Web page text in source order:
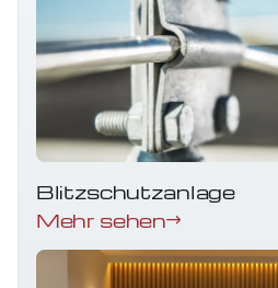
Blitzschutzanlage
Mehr sehen